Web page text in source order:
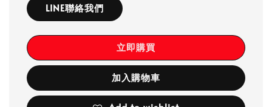
LINE聯絡我們
立即購買
加入購物車